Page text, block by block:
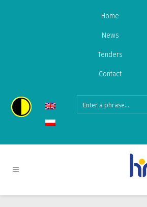
Home
News
Tenders
Contact